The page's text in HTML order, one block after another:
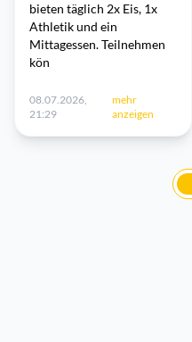
bieten täglich 2x Eis, 1x
Athletik und ein
Mittagessen. Teilnehmen
kön
08.07.2026,
21:29
mehr
anzeigen